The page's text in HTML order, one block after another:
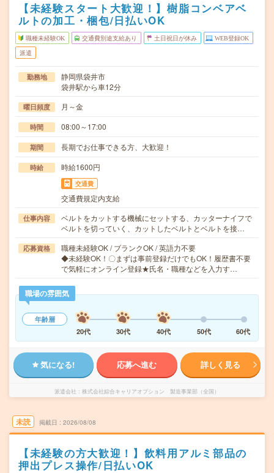
【未経験スタート大歓迎！】樹脂コンベアベ
ルトの加工・梱包/日払いOK
職種未経験OK 交通費別途支給あり 土日祝日が休み WEB登録OK
派遣
勤務地
静岡県袋井市
袋井駅から車12分
曜日頻度 月～金
時間 08:00～17:00
期間 長期でお仕事できる方、大歓迎！
時給 時給1600円
交通費
交通費規定内支給
仕事内容
ベルトをカットする機械にセットする、カッターナイフで
ベルトを切っていく、カットしたベルトとベルトを接…
応募資格
職種未経験OK / ブランクOK / 英語力不要
◆未経験OK！〇まずは事前登録だけでもOK！履歴書不要
で気軽にオンライン登録★氏名・職種などを入力す…
職場の雰囲気
年齢層
20代
30代 40代 50代 60代
気になる! 応募へ進む 詳しく見る
派遣会社 株式会社綜合キャリアオプション 製造事業部（全国）
未読 掲載日 2026/08/08
【未経験の方大歓迎！】飲料用アルミ部品の
押出プレス操作/日払いOK